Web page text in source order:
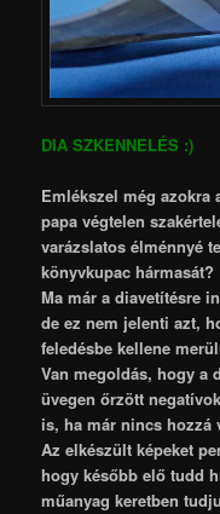
DIA SZKENNELÉS :)
Emlékszel még azokra
papa végtelen
varázslatos élménnyé
könyvkupac hármasát?
Ma már a diavetítésre
de ez nem jelenti azt,
feledésbe kellene
Van megoldás, hogy a
üvegen őrzött
is, ha már nincs hozzá
Az elkészült képeket
hogy később elő tudd
műanyag keretben